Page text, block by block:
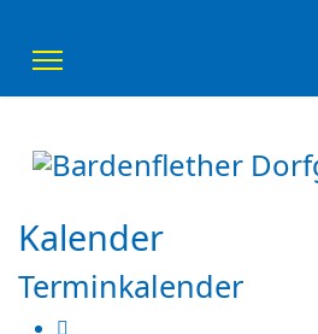
Kalender
Terminkalender